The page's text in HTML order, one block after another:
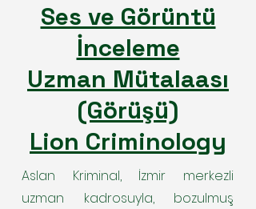
Ses ve Görüntü
İnceleme
Uzman Mütalaası
(Görüşü)
Lion Criminology
Aslan Kriminal, İzmir merkezli
uzman kadrosuyla, bozulmuş